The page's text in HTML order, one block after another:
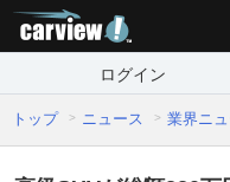
ログイン
トップ ニュース 業界ニ